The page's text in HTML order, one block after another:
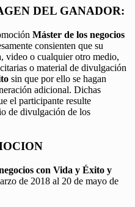
DEL GANADOR:
Máster de los negocios
consienten que su
video o cualquier otro medio,
o material de divulgación
sin que por ello se hagan
adicional. Dichas
el participante resulte
de divulgación de los
con Vida y Éxito y
de 2018 al 20 de mayo de